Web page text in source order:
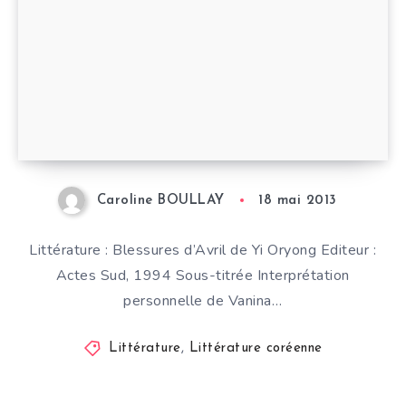
Caroline BOULLAY 18 mai 2013
Littérature : Blessures d’Avril de Yi Oryong Editeur :
Actes Sud, 1994 Sous-titrée Interprétation
personnelle de Vanina…
Littérature, Littérature coréenne